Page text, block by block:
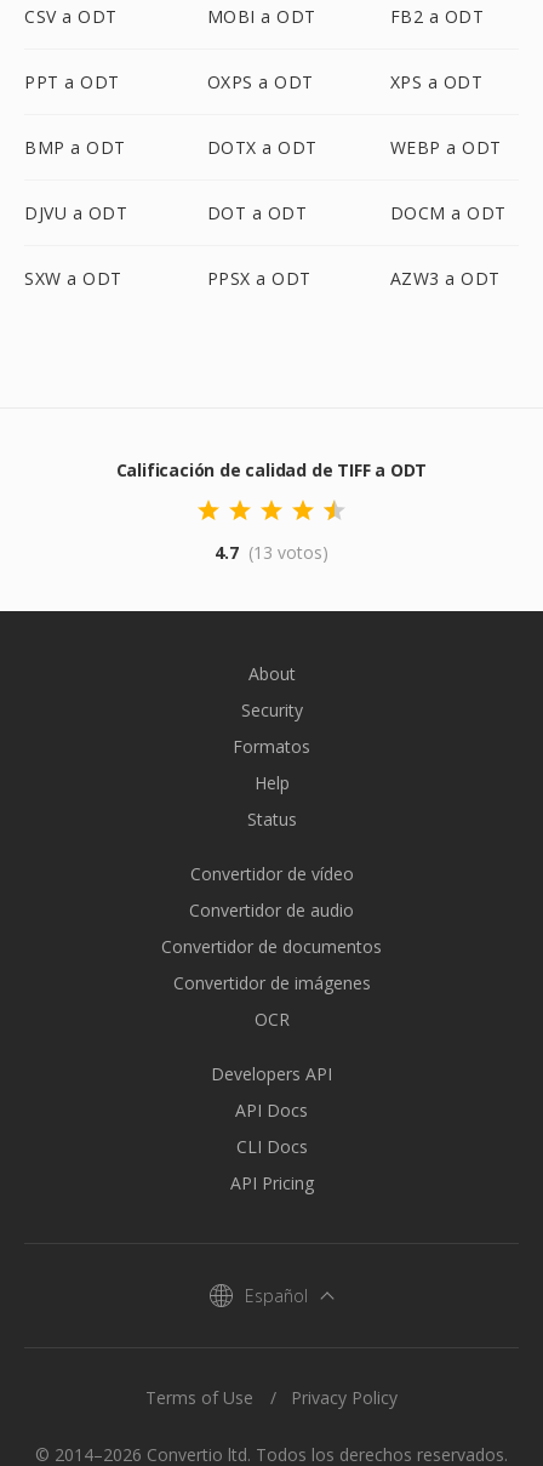
CSV a ODT MOBI a ODT FB2 a ODT
PPT a ODT OXPS a ODT XPS a ODT
BMP a ODT DOTX a ODT WEBP a ODT
DJVU a ODT DOT a ODT DOCM a ODT
SXW a ODT PPSX a ODT AZW3 a ODT
Calificación de calidad de TIFF a ODT
4.7 (13 votos)
About
Security
Formatos
Help
Status
Convertidor de vídeo
Convertidor de audio
Convertidor de documentos
Convertidor de imágenes
OCR
Developers API
API Docs
CLI Docs
API Pricing
Español
© 2014–2026 Convertio ltd. Todos los derechos reservados.
Terms of Use Privacy Policy